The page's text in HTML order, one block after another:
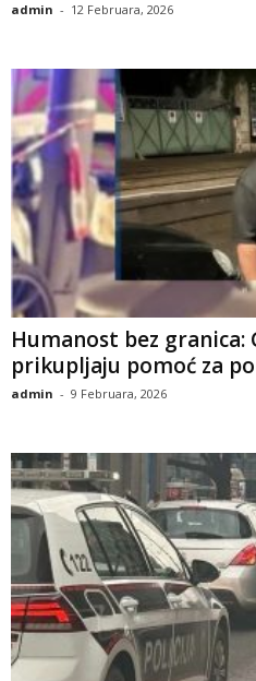
admin - 12 Februara, 2026
​Humanost bez
prikupljaju pomoć za
admin - 9 Februara, 2026